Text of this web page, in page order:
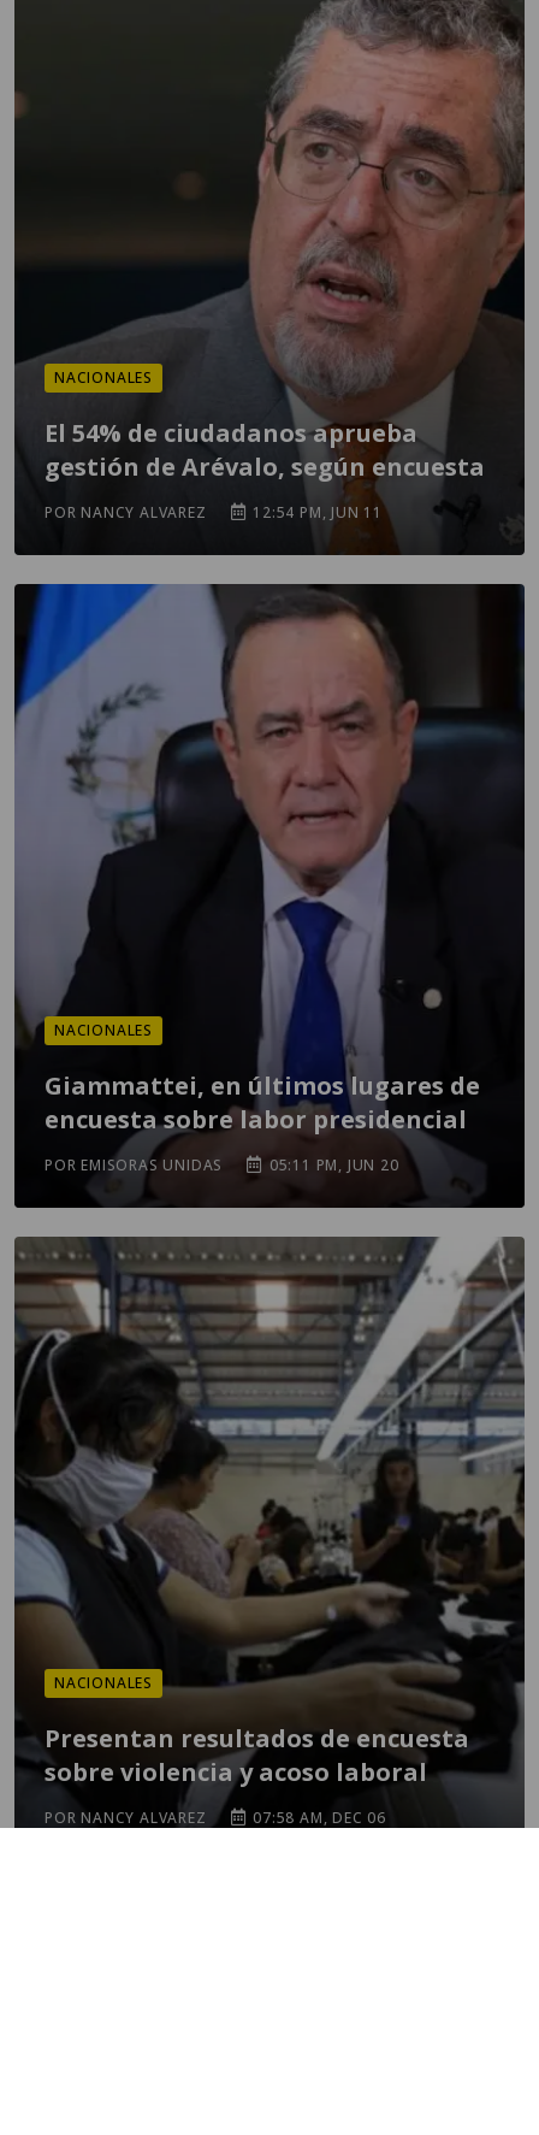
NACIONALES
El 54% de ciudadanos aprueba
gestión de Arévalo, según encuesta
POR NANCY ALVAREZ 12:54 PM, JUN 11
NACIONALES
Giammattei, en últimos lugares de
encuesta sobre labor presidencial
POR EMISORAS UNIDAS 05:11 PM, JUN 20
NACIONALES
Presentan resultados de encuesta
sobre violencia y acoso laboral
POR NANCY ALVAREZ 07:58 AM, DEC 06